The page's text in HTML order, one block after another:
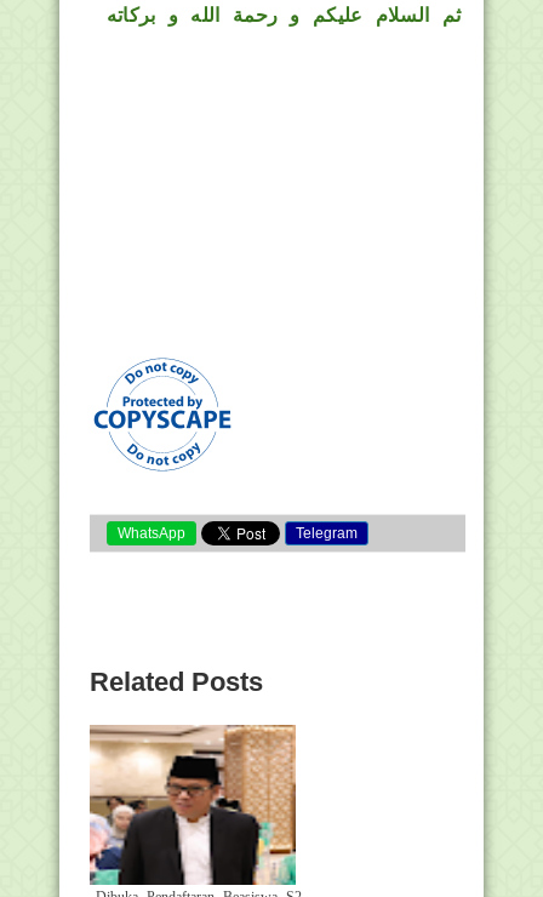
ثم السلام عليكم و رحمة الله و بركاته
WhatsApp Telegram
Related Posts